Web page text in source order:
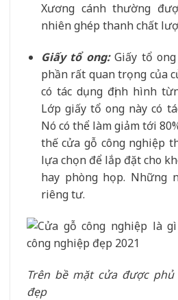
Xương cánh thường
nhiên ghép thanh chất
Giấy tổ ong:Giấy tổ
phần rất quan trọng của
có tác dụng định hình
Lớp giấy tổ ong này có
Nó có thể làm giảm tới
thế cửa gỗ công nghiệp
lựa chọn để lắp đặt cho
hay phòng họp. Những
riêng tư.
Trên bề mặt cửa được
đẹp